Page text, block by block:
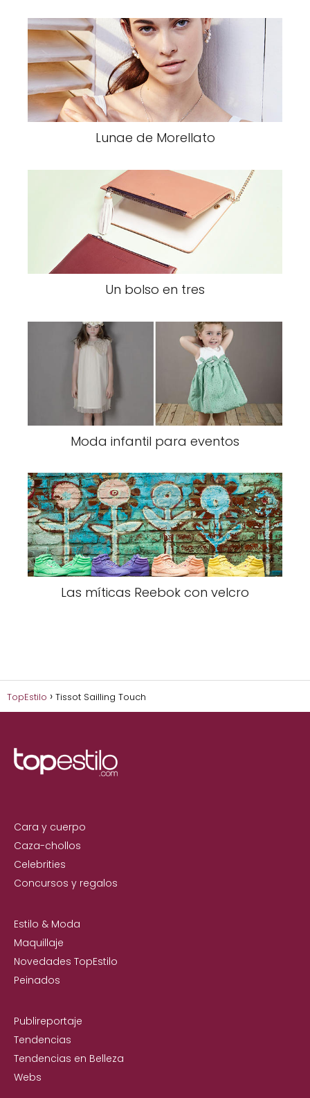
Lunae de Morellato
Un bolso en tres
Moda infantil para eventos
Las míticas Reebok con velcro
TopEstilo Tissot Sailling Touch
Cara y cuerpo
Caza-chollos
Celebrities
Concursos y regalos
Estilo & Moda
Maquillaje
Novedades TopEstilo
Peinados
Publireportaje
Tendencias
Tendencias en Belleza
Webs